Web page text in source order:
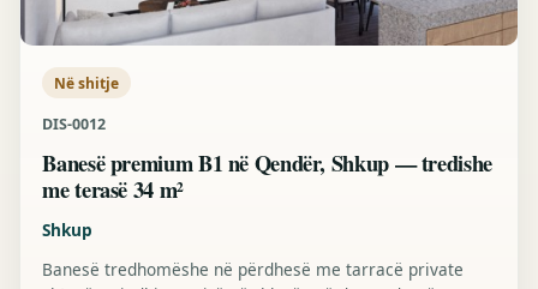
Në shitje
DIS-0012
Banesë premium B1 në Qendër, Shkup — tredishe
me terasë 34 m²
Shkup
Banesë tredhomëshe në përdhesë me tarracë private